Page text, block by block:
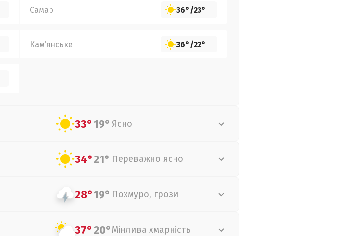
Самар 36°/23°
Кам’янське 36°/22°
33°19° Ясно
34°21° Переважно ясно
28°19° Похмуро, грози
37°20°Мінлива хмарність